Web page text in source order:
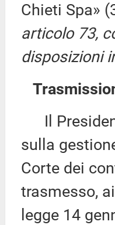
Chieti Spa»
articolo 73,
disposizioni
Il
sulla
Corte dei
trasmesso,
legge 14